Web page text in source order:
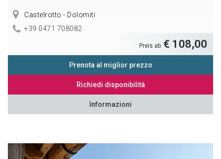
Castelrotto - Dolomiti
+39 0471 708082
Preis ab € 108,00
Prenota al miglior prezzo
Richiedi disponibilità
Informazioni